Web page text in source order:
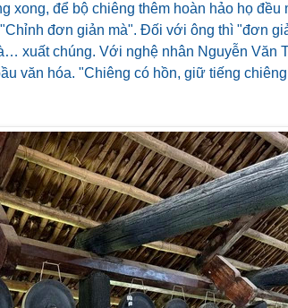
xong, để bộ chiêng thêm hoàn hảo họ đều
đơn giản mà". Đối với ông thì "đơn
xuất chúng. Với nghệ nhân Nguyễn Văn
văn hóa. "Chiêng có hồn, giữ tiếng